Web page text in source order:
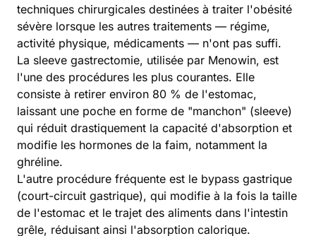
techniques chirurgicales destinées à traiter l'obésité
sévère lorsque les autres traitements — régime,
activité physique, médicaments — n'ont pas suffi.
La sleeve gastrectomie, utilisée par Menowin, est
l'une des procédures les plus courantes. Elle
consiste à retirer environ 80 % de l'estomac,
laissant une poche en forme de "manchon" (sleeve)
qui réduit drastiquement la capacité d'absorption et
modifie les hormones de la faim, notamment la
ghréline.
L'autre procédure fréquente est le bypass gastrique
(court-circuit gastrique), qui modifie à la fois la taille
de l'estomac et le trajet des aliments dans l'intestin
grêle, réduisant ainsi l'absorption calorique.